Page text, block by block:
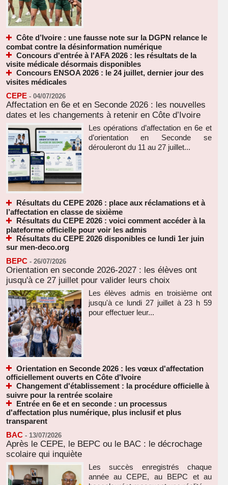
Côte d’Ivoire : une fausse note sur la DGPN relance le
combat contre la désinformation numérique
Concours d'entrée à l'AFA 2026 : les résultats de la
visite médicale désormais disponibles
Concours ENSOA 2026 : le 24 juillet, dernier jour des
visites médicales
CEPE - 04/07/2026
Affectation en 6e et en Seconde 2026 : les nouvelles
dates et les changements à retenir en Côte d’Ivoire
Les opérations d’affectation en 6e et
d’orientation en Seconde se
dérouleront du 11 au 27 juillet...
Résultats du CEPE 2026 : place aux réclamations et à
l’affectation en classe de sixième
Résultats du CEPE 2026 : voici comment accéder à la
plateforme officielle pour voir les admis
Résultats du CEPE 2026 disponibles ce lundi 1er juin
sur men-deco.org
BEPC - 26/07/2026
Orientation en seconde 2026-2027 : les élèves ont
jusqu'à ce 27 juillet pour valider leurs choix
Les élèves admis en troisième ont
jusqu'à ce lundi 27 juillet à 23 h 59
pour effectuer leur...
Orientation en Seconde 2026 : les vœux d'affectation
officiellement ouverts en Côte d'Ivoire
Changement d'établissement : la procédure officielle à
suivre pour la rentrée scolaire
Entrée en 6e et en seconde : un processus
d'affectation plus numérique, plus inclusif et plus
transparent
BAC - 13/07/2026
Après le CEPE, le BEPC ou le BAC : le décrochage
scolaire qui inquiète
Les succès enregistrés chaque
année au CEPE, au BEPC et au